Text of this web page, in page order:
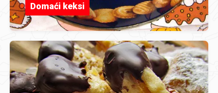
Domaći keksi